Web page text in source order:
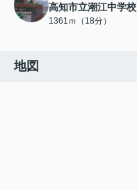
高知市立潮江中学校
1361ｍ（18分）
地図